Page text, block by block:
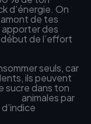
d’énergie. On
de tes
apporter des
de l’effort
seuls, car
ils peuvent
sucre dans ton
animales par